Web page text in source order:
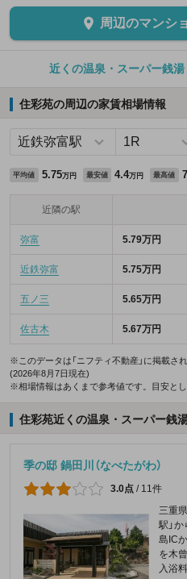
周辺のマンシ
近くの温泉・スーパー銭
住彩苑の周辺の家賃相場情報
平均値 5.75万円 最安値 4.4万円 最高値
近隣の駅
弥富 5.79万円
近鉄弥富 5.75万円
五ノ三 5.65万円
佐古木 5.67万円
※このデータは「ニフティ不動産」に掲載さ
(2026年8月7日現在)
※相場情報はあくまで参考値です。目安とし
住彩苑近くの温泉・スーパー銭
季の邸 鍋田川（なべたがわ）
3.0点 / 11件
三重
駅」
島IC
を木
入浴